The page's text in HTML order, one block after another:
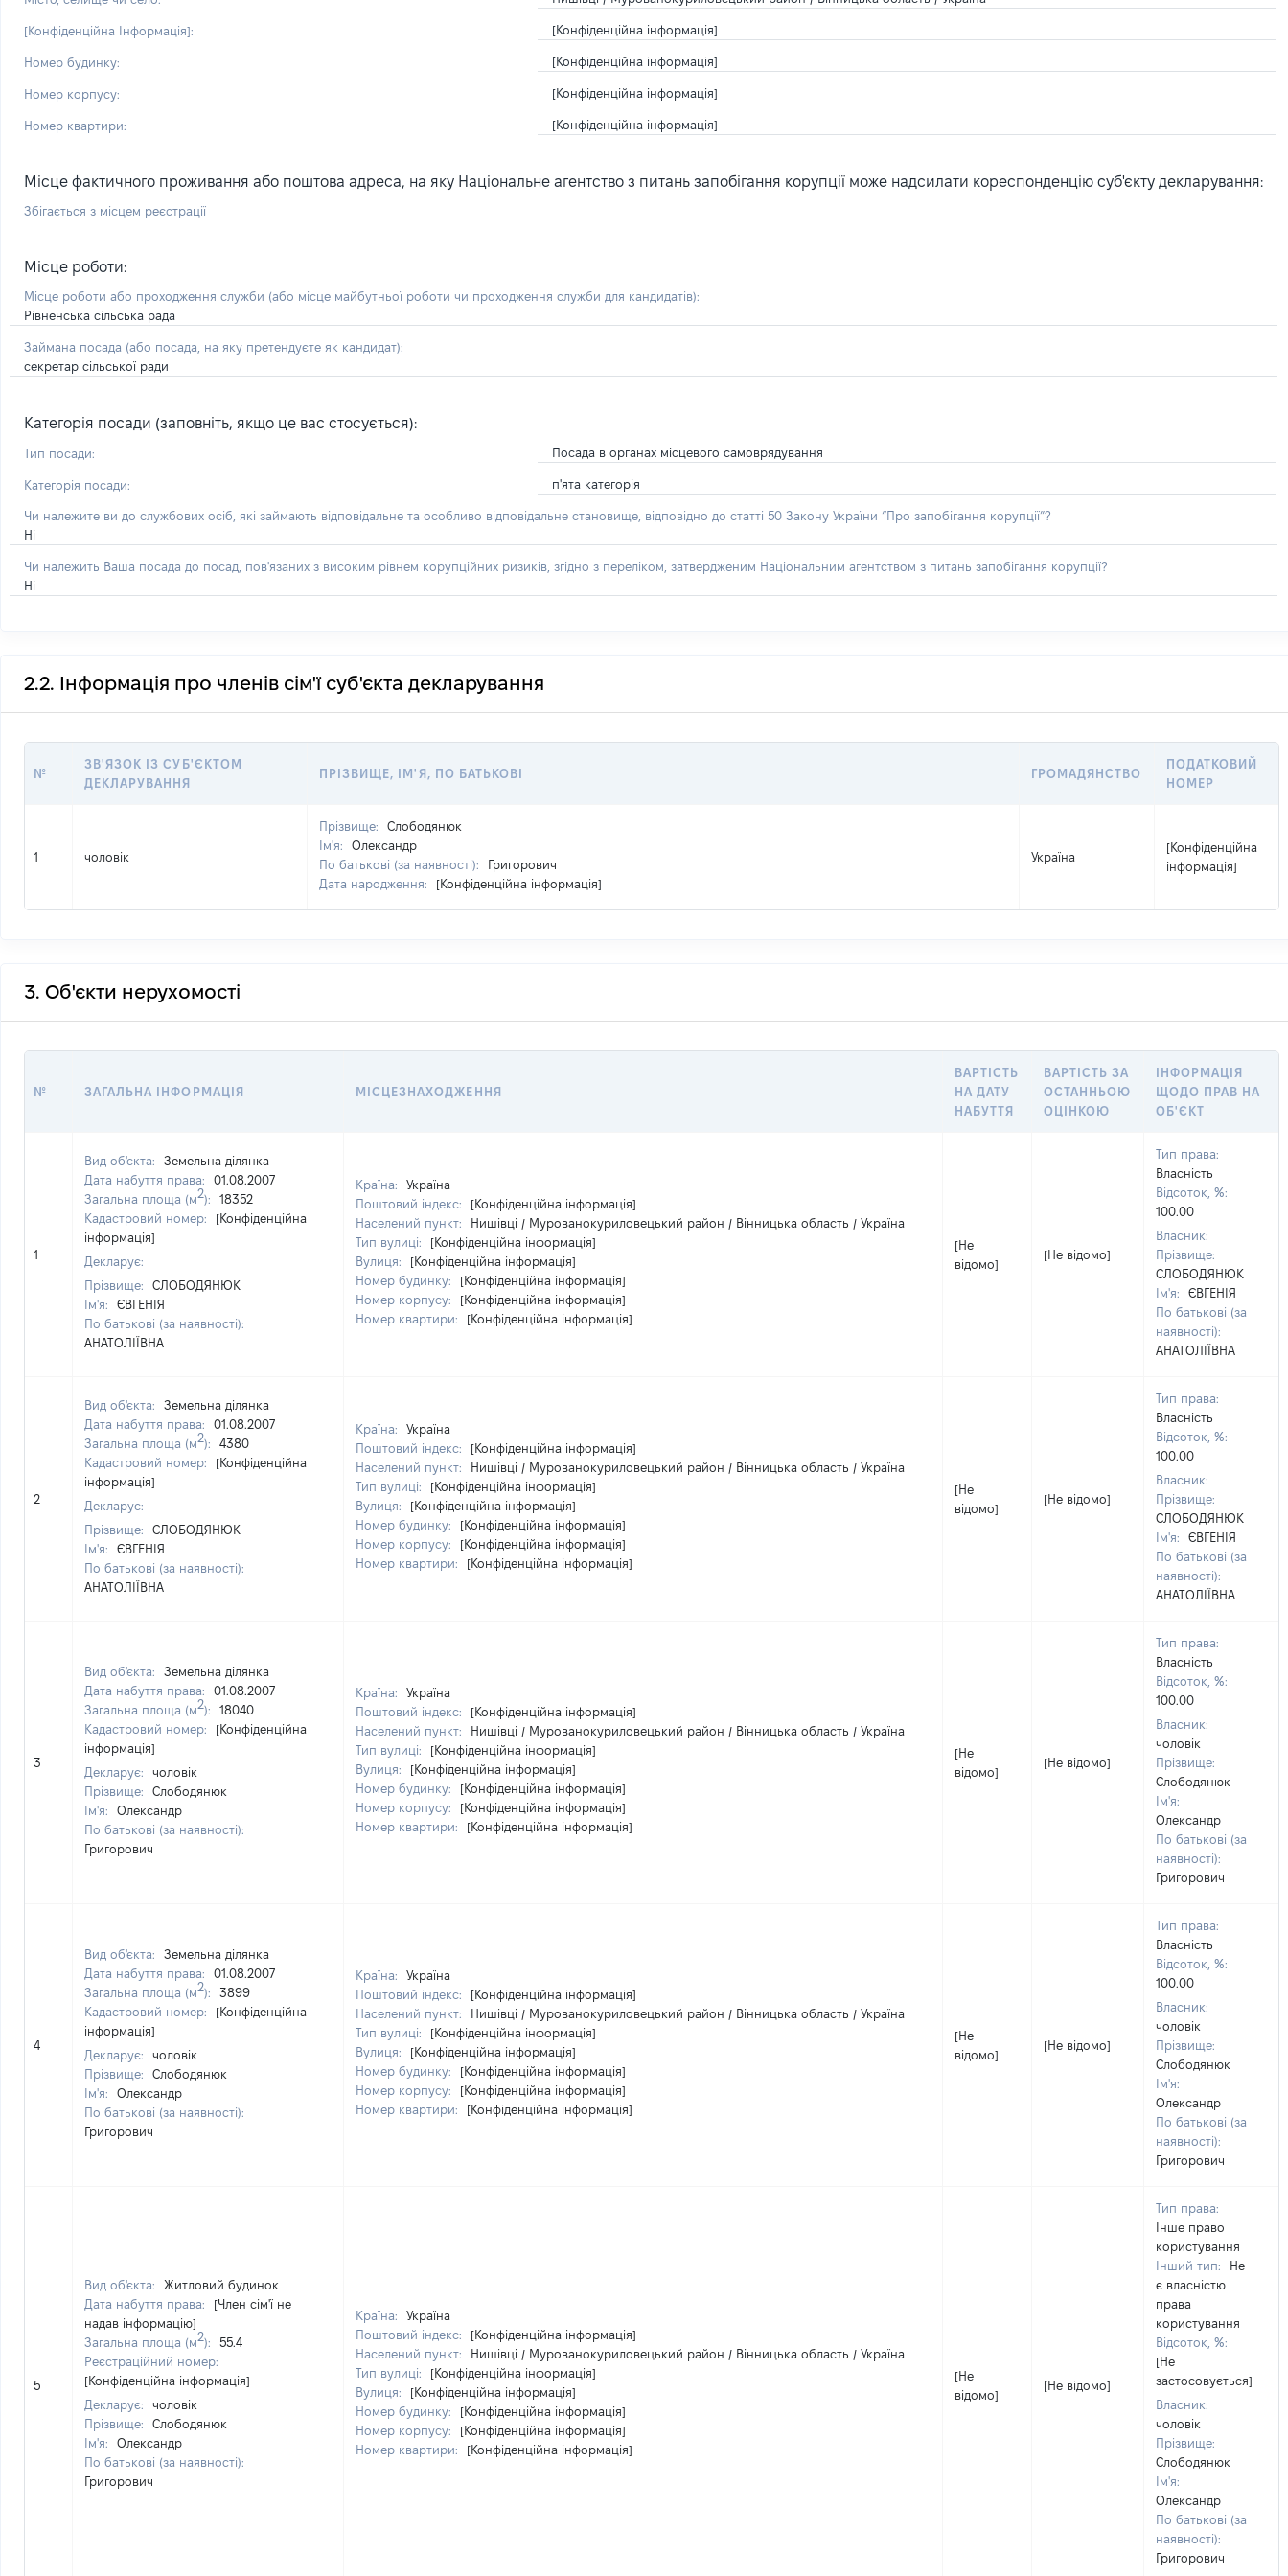
[Конфіденційна Інформація]: [Конфіденційна інформація]
Номер будинку: [Конфіденційна інформація]
Номер корпусу: [Конфіденційна інформація]
Номер квартири: [Конфіденційна інформація]
Місце фактичного проживання або поштова адреса, на яку Національне агентство з питань запобігання корупції може надсилати кореспонденцію суб'єкту декларування:
Збігається з місцем реєстрації
Місце роботи:
Місце роботи або проходження служби (або місце майбутньої роботи чи проходження служби для кандидатів):
Рівненська сільська рада
Займана посада (або посада, на яку претендуєте як кандидат):
секретар сільської ради
Категорія посади (заповніть, якщо це вас стосується):
Тип посади: Посада в органах місцевого самоврядування
Категорія посади: п'ята категорія
Чи належите ви до службових осіб, які займають відповідальне та особливо відповідальне становище, відповідно до статті 50 Закону України “Про запобігання корупції”?
Ні
Чи належить Ваша посада до посад, пов'язаних з високим рівнем корупційних ризиків, згідно з переліком, затвердженим Національним агентством з питань запобігання корупції?
Ні
2.2. Інформація про членів сім'ї суб'єкта декларування
№
ЗВ'ЯЗОК ІЗ СУБ'ЄКТОМ
ДЕКЛАРУВАННЯ
ПРІЗВИЩЕ, ІМ'Я, ПО БАТЬКОВІ ГРОМАДЯНСТВО
ПОДАТКОВИЙ
НОМЕР
1 чоловік
Прізвище:
Слободянюк
Ім'я:
Олександр
По батькові (за наявності):
Григорович
Дата народження:
[Конфіденційна інформація]
Україна
[Конфіденційна
інформація]
3. Об'єкти нерухомості
№ ЗАГАЛЬНА ІНФОРМАЦІЯ МІСЦЕЗНАХОДЖЕННЯ
ВАРТІСТЬ
НА ДАТУ
НАБУТТЯ
ВАРТІСТЬ ЗА
ОСТАННЬОЮ
ОЦІНКОЮ
ІНФОРМАЦІЯ
ЩОДО ПРАВ НА
ОБ'ЄКТ
1
Вид об'єкта:
Земельна ділянка
Дата набуття права:
01.08.2007
Загальна площа (м2):
18352
Кадастровий номер:
[Конфіденційна
інформація]
Декларує:
Прізвище:
СЛОБОДЯНЮК
Ім'я:
ЄВГЕНІЯ
По батькові (за наявності):
АНАТОЛІЇВНА
Країна:
Україна
Поштовий індекс:
[Конфіденційна інформація]
Населений пункт:
Нишівці / Мурованокуриловецький район / Вінницька область / Україна
Тип вулиці:
[Конфіденційна інформація]
Вулиця:
[Конфіденційна інформація]
Номер будинку:
[Конфіденційна інформація]
Номер корпусу:
[Конфіденційна інформація]
Номер квартири:
[Конфіденційна інформація]
[Не
відомо]
[Не відомо]
Тип права:
Власність
Відсоток, %:
100.00
Власник:
Прізвище:
СЛОБОДЯНЮК
Ім'я:
ЄВГЕНІЯ
По батькові (за
наявності):
АНАТОЛІЇВНА
2
Вид об'єкта:
Земельна ділянка
Дата набуття права:
01.08.2007
Загальна площа (м2):
4380
Кадастровий номер:
[Конфіденційна
інформація]
Декларує:
Прізвище:
СЛОБОДЯНЮК
Ім'я:
ЄВГЕНІЯ
По батькові (за наявності):
АНАТОЛІЇВНА
Країна:
Україна
Поштовий індекс:
[Конфіденційна інформація]
Населений пункт:
Нишівці / Мурованокуриловецький район / Вінницька область / Україна
Тип вулиці:
[Конфіденційна інформація]
Вулиця:
[Конфіденційна інформація]
Номер будинку:
[Конфіденційна інформація]
Номер корпусу:
[Конфіденційна інформація]
Номер квартири:
[Конфіденційна інформація]
[Не
відомо]
[Не відомо]
Тип права:
Власність
Відсоток, %:
100.00
Власник:
Прізвище:
СЛОБОДЯНЮК
Ім'я:
ЄВГЕНІЯ
По батькові (за
наявності):
АНАТОЛІЇВНА
3
Вид об'єкта:
Земельна ділянка
Дата набуття права:
01.08.2007
Загальна площа (м2):
18040
Кадастровий номер:
[Конфіденційна
інформація]
Декларує:
чоловік
Прізвище:
Слободянюк
Ім'я:
Олександр
По батькові (за наявності):
Григорович
Країна:
Україна
Поштовий індекс:
[Конфіденційна інформація]
Населений пункт:
Нишівці / Мурованокуриловецький район / Вінницька область / Україна
Тип вулиці:
[Конфіденційна інформація]
Вулиця:
[Конфіденційна інформація]
Номер будинку:
[Конфіденційна інформація]
Номер корпусу:
[Конфіденційна інформація]
Номер квартири:
[Конфіденційна інформація]
[Не
відомо]
[Не відомо]
Тип права:
Власність
Відсоток, %:
100.00
Власник:
чоловік
Прізвище:
Слободянюк
Ім'я:
Олександр
По батькові (за
наявності):
Григорович
4
Вид об'єкта:
Земельна ділянка
Дата набуття права:
01.08.2007
Загальна площа (м2):
3899
Кадастровий номер:
[Конфіденційна
інформація]
Декларує:
чоловік
Прізвище:
Слободянюк
Ім'я:
Олександр
По батькові (за наявності):
Григорович
Країна:
Україна
Поштовий індекс:
[Конфіденційна інформація]
Населений пункт:
Нишівці / Мурованокуриловецький район / Вінницька область / Україна
Тип вулиці:
[Конфіденційна інформація]
Вулиця:
[Конфіденційна інформація]
Номер будинку:
[Конфіденційна інформація]
Номер корпусу:
[Конфіденційна інформація]
Номер квартири:
[Конфіденційна інформація]
[Не
відомо]
[Не відомо]
Тип права:
Власність
Відсоток, %:
100.00
Власник:
чоловік
Прізвище:
Слободянюк
Ім'я:
Олександр
По батькові (за
наявності):
Григорович
5
Вид об'єкта:
Житловий будинок
Дата набуття права:
[Член сім'ї не
надав інформацію]
Загальна площа (м2):
55.4
Реєстраційний номер:
[Конфіденційна інформація]
Декларує:
чоловік
Прізвище:
Слободянюк
Ім'я:
Олександр
По батькові (за наявності):
Григорович
Країна:
Україна
Поштовий індекс:
[Конфіденційна інформація]
Населений пункт:
Нишівці / Мурованокуриловецький район / Вінницька область / Україна
Тип вулиці:
[Конфіденційна інформація]
Вулиця:
[Конфіденційна інформація]
Номер будинку:
[Конфіденційна інформація]
Номер корпусу:
[Конфіденційна інформація]
Номер квартири:
[Конфіденційна інформація]
[Не
відомо]
[Не відомо]
Тип права:
Інше право
користування
Інший тип:
Не
є власністю
права
користування
Відсоток, %:
[Не
застосовується]
Власник:
чоловік
Прізвище:
Слободянюк
Ім'я:
Олександр
По батькові (за
наявності):
Григорович